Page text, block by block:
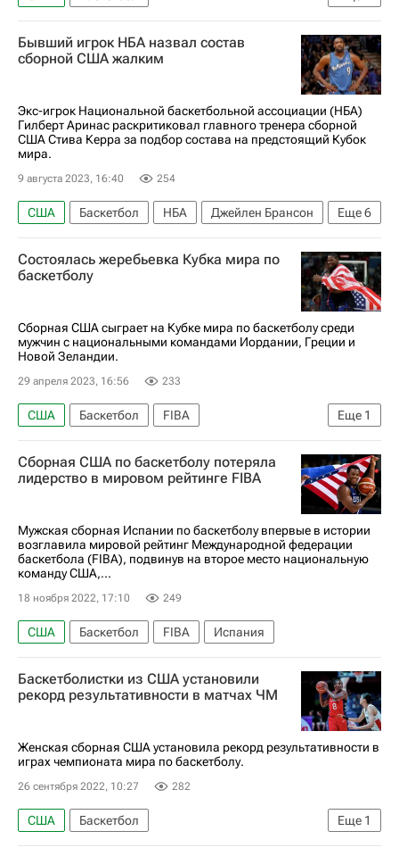
Кубок мира по баскетболу
Бывший игрок НБА назвал состав
сборной США жалким
Экс-игрок Национальной баскетбольной ассоциации (НБА)
Гилберт Аринас раскритиковал главного тренера сборной
США Стива Керра за подбор состава на предстоящий Кубок
мира.
9 августа 2023, 16:40 254
Еще6
США Баскетбол НБА
Джейлен Брансон
Джош Харт
Бруклин Нетс
Нью-Йорк Никс
Орландо Мэджик
Стив Керр
Состоялась жеребьевка Кубка мира по
баскетболу
Сборная США сыграет на Кубке мира по баскетболу среди
мужчин с национальными командами Иордании, Греции и
Новой Зеландии.
29 апреля 2023, 16:56 233
Еще 1
США Баскетбол
FIBA
Кубок мира по баскетболу
Сборная США по баскетболу потеряла
лидерство в мировом рейтинге FIBA
Мужская сборная Испании по баскетболу впервые в истории
возглавила мировой рейтинг Международной федерации
баскетбола (FIBA), подвинув на второе место национальную
команду США,...
18 ноября 2022, 17:10 249
США Баскетбол FIBA Испания
Баскетболистки из США установили
рекорд результативности в матчах ЧМ
Женская сборная США установила рекорд результативности в
играх чемпионата мира по баскетболу.
26 сентября 2022, 10:27 282
Еще 1
США
Баскетбол
Чемпионат мира по баскетболу